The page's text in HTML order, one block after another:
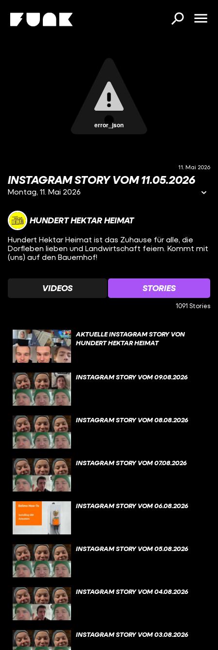
error_json
11. Mai 2026
INSTAGRAM STORY VOM 11.05.2026
Montag, 11. Mai 2026
HUNDERT HEKTAR HEIMAT
Hundert Hektar Heimat ist das Zuhause für alle, die
Dorfleben lieben und Landwirtschaft feiern. Kommt mit
(uns) auf den Bauernhof!
VIDEOS STORIES
1091 Stories
AKTUELLE INSTAGRAM STORY VON
HUNDERT HEKTAR HEIMAT
INSTAGRAM STORY VOM 09.08.2026
INSTAGRAM STORY VOM 08.08.2026
INSTAGRAM STORY VOM 07.08.2026
INSTAGRAM STORY VOM 06.08.2026
INSTAGRAM STORY VOM 05.08.2026
INSTAGRAM STORY VOM 04.08.2026
INSTAGRAM STORY VOM 03.08.2026